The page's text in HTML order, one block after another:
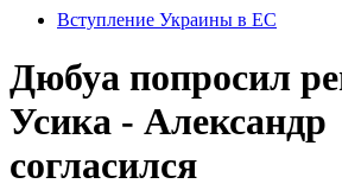
Вступление Украины в ЕС
Дюбуа попросил
Усика - Александр
согласился